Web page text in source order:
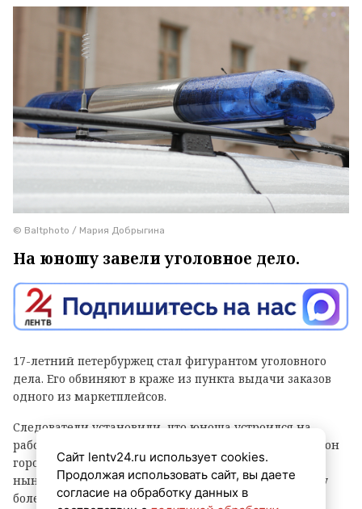
© Baltphoto / Мария Добрыгина
На юношу завели уголовное дело.
17-летний петербуржец стал фигурантом уголовного
дела. Его обвиняют в краже из пункта выдачи заказов
одного из маркетплейсов.
Следователи установили, что юноша устроился на
работу в ПВЗ на Софийской улице (Фрунзенский район
города) и с ноября прошлого года по февраль
нынешнего украл оттуда различные вещи и технику
более чем на 500 тысяч рублей, сообщает
Сайт lentv24.ru использует cookies.
Продолжая использовать сайт, вы даете
согласие на обработку данных в